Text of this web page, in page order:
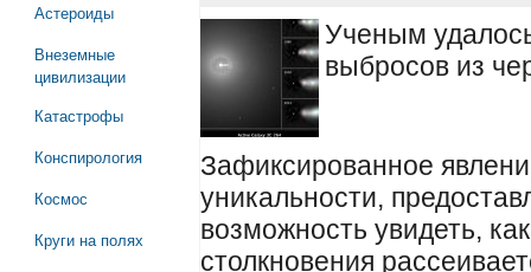
Астероиды
Внеземные
цивилизации
Катастрофы
Конспирология
Космос
Круги на полях
Ученым
выбросов из
Зафиксированное
уникальности,
возможность увидеть,
столкновения